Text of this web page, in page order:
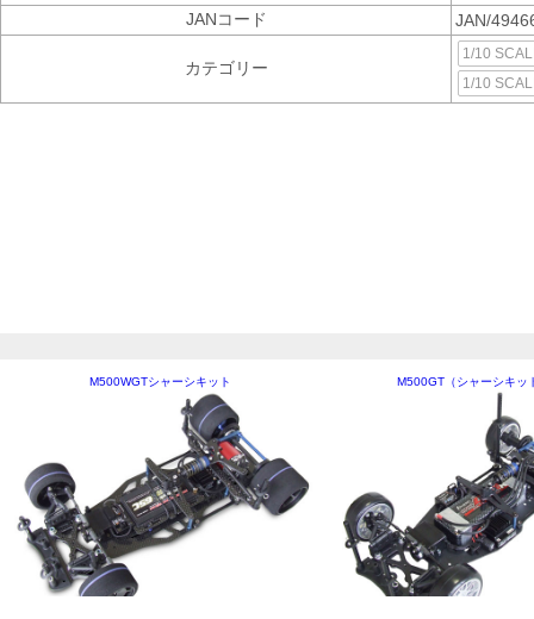
JANコード
JAN/
カテゴリー
1/10
1/10
M500WGTシャーシキット M500GT（シャーシキッ